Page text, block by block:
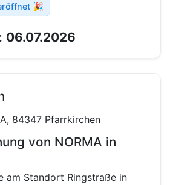
🎉
06.07.2026
84347 Pfarrkirchen
von NORMA in
am Standort Ringstraße in